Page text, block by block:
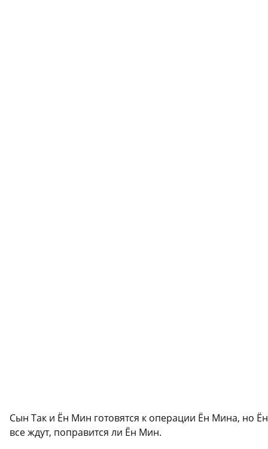
Сын Так и Ён Мин готовятся к операции Ён Мина, но
все ждут, поправится ли Ён Мин.